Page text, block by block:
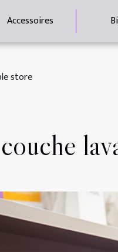
Accessoires
store